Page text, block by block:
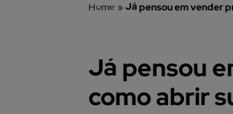
Home »Já pensou em vender
Já pensou
como abrir